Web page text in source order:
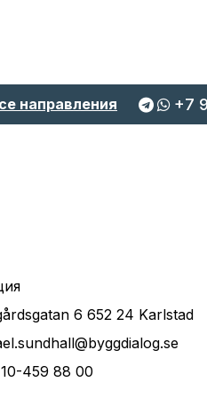
направления +7
6 652 24 Karlstad
459 88 00